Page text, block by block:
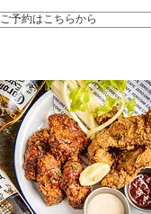
ご予約はこちらから